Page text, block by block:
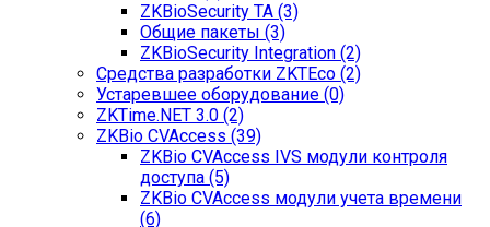
ZKBioSecurity TA (3)
Общие пакеты (3)
ZKBioSecurity Integration (2)
Средства разработки ZKTEco (2)
Устаревшее оборудование (0)
ZKTime.NET 3.0 (2)
ZKBio CVAccess (39)
ZKBio CVAccess IVS модули контроля
доступа (5)
ZKBio CVAccess модули учета времени
(6)